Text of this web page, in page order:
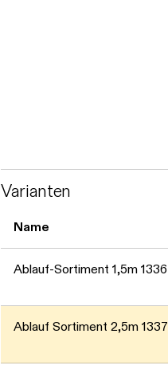
Varianten
Name
Ablauf-Sortiment 1,5m 1336
Ablauf Sortiment 2,5m 1337